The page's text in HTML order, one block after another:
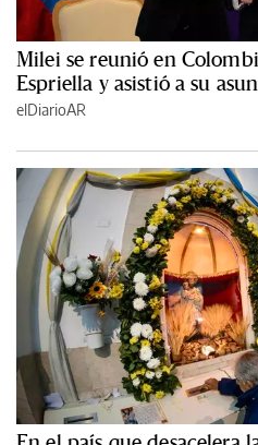
Milei se reunió en
Espriella y asistió a su
elDiarioAR